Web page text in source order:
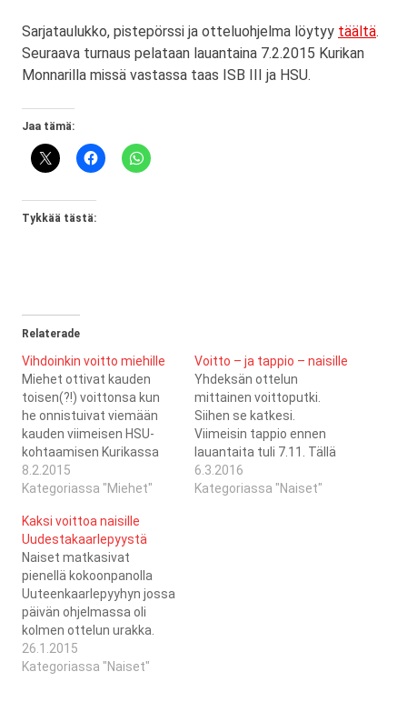
Sarjataulukko, pistepörssi ja otteluohjelma löytyy täältä.
Seuraava turnaus pelataan lauantaina 7.2.2015 Kurikan
Monnarilla missä vastassa taas ISB III ja HSU.
Jaa tämä:
Tykkää tästä:
Relaterade
Vihdoinkin voitto miehille
Miehet ottivat kauden
toisen(?!) voittonsa kun
he onnistuivat viemään
kauden viimeisen HSU-
kohtaamisen Kurikassa
lauantaina. Viimeisin
voitto tällä kaudella tuli
8.11.2014... Samalla taisi
vahvistua lohkon viimeisin
sija - koska miehet
hävisivät ISB III:lle. ISBllä
on nyt viiden pisteen keula
kun jäljellä on neljä ottelua,
joissa Saragoza kohtaa
sarjaykkösen SB…
8.2.2015
Kategoriassa "Miehet"
Voitto – ja tappio – naisille
Yhdeksän ottelun
mittainen voittoputki.
Siihen se katkesi.
Viimeisin tappio ennen
lauantaita tuli 7.11. Tällä
kertaa SB Kauhajoki ei
pystynyt katkaisemaan
6.3.2016
Kategoriassa "Naiset"
Kaksi voittoa naisille
Uudestakaarlepyystä
Naiset matkasivat
pienellä kokoonpanolla
Uuteenkaarlepyyhyn jossa
päivän ohjelmassa oli
kolmen ottelun urakka.
Tähän soppaan kun vielä
lisää sen että Iida Laine
26.1.2015
Kategoriassa "Naiset"